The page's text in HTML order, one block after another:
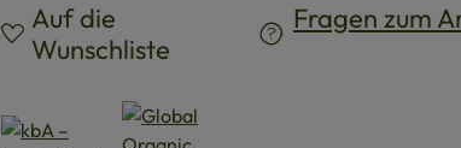
Auf die
Wunschliste
Fragen zum